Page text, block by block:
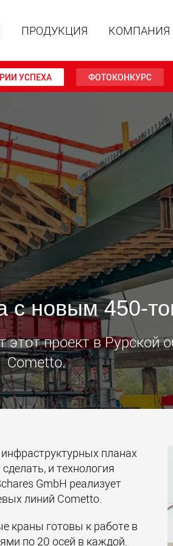
для
15 т до
до 500 т
для
ПРОДУКЦИЯ КОМПАНИЯ
УСПЕХА ФОТОКОНКУРС
с новым 450-
проект в
Cometto.
планах
и технология
GmbH реализует
линий Cometto.
краны готовы к работе в
по 20 осей в каждой.